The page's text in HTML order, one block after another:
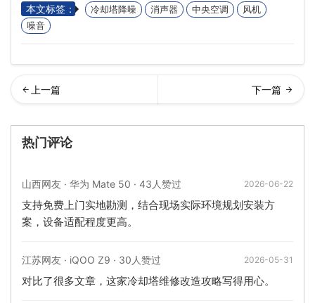
本文标签： 冷却塔降噪 消声器 中央空调
风机
噪音
蒸发的损失怎么计…
热门评论
山西网友 · 华为 Mate 50 · 43人赞过 2026-06-22
支持免费上门实地勘测，结合现场实际环境规划安装方
案，设备适配程度更高。
江苏网友 · iQOO Z9 · 30人赞过 2026-05-31
对比了很多文章，这家冷却塔维修改造攻略写得用心。